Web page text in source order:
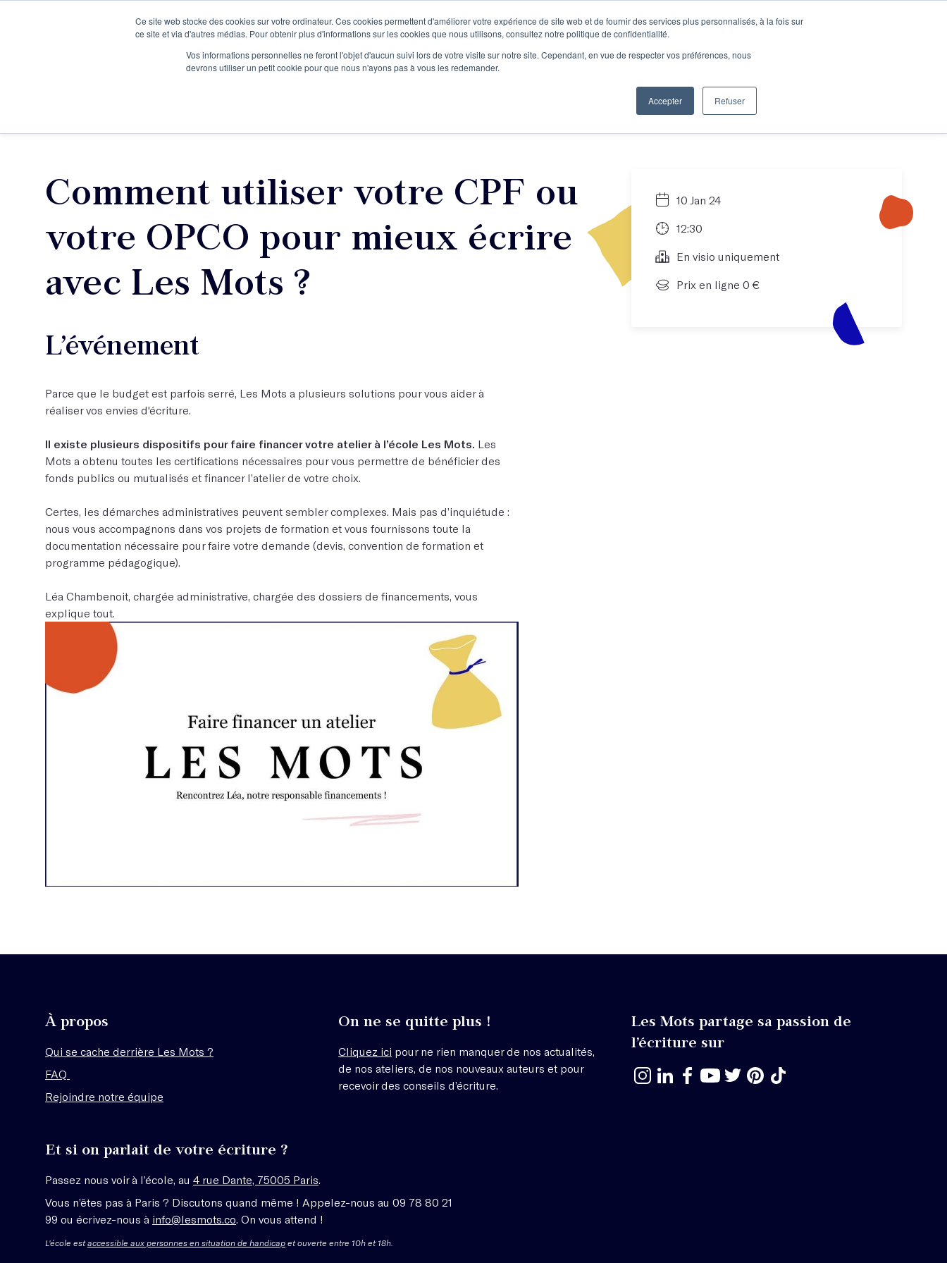
Ce site web stocke des cookies sur votre ordinateur. Ces cookies permettent d'améliorer votre expérience de site web et de fournir des services plus personnalisés, à la fois sur
ce site et via d'autres médias. Pour obtenir plus d'informations sur les cookies que nous utilisons, consultez notre politique de confidentialité.
Vos informations personnelles ne feront l'objet d'aucun suivi lors de votre visite sur notre site. Cependant, en vue de respecter vos préférences, nous
devrons utiliser un petit cookie pour que nous n'ayons pas à vous les redemander.
Accepter Refuser
Je participe à une session d’information Le podcast L'infolettre Se connecter Je découvre les ateliers
Entreprises
10 Jan 24
12:30
En visio uniquement
Prix en ligne 0 €
Comment utiliser votre CPF ou
votre OPCO pour mieux écrire
avec Les Mots ?
L’événement
Parce que le budget est parfois serré, Les Mots a plusieurs solutions pour vous aider à
réaliser vos envies d'écriture.
Il existe plusieurs dispositifs pour faire financer votre atelier à l’école Les Mots. Les
Mots a obtenu toutes les certifications nécessaires pour vous permettre de bénéficier des
fonds publics ou mutualisés et financer l’atelier de votre choix.
Certes, les démarches administratives peuvent sembler complexes. Mais pas d’inquiétude :
nous vous accompagnons dans vos projets de formation et vous fournissons toute la
documentation nécessaire pour faire votre demande (devis, convention de formation et
programme pédagogique).
Léa Chambenoit, chargée administrative, chargée des dossiers de financements, vous
explique tout.
À propos
Qui se cache derrière Les Mots ?
FAQ
Rejoindre notre équipe
On ne se quitte plus !
Cliquez ici pour ne rien manquer de nos actualités,
de nos ateliers, de nos nouveaux auteurs et pour
recevoir des conseils d’écriture.
Les Mots partage sa passion de
l’écriture sur
Et si on parlait de votre écriture ?
Passez nous voir à l’école, au 4 rue Dante, 75005 Paris
Vous n’êtes pas à Paris ? Discutons quand même ! Appelez-nous au 09 78 80 21
99 ou écrivez-nous à info@lesmots.co . On vous attend !
L'école estaccessible aux personnes en situation de handicap et ouverte entre 10h et 18h.